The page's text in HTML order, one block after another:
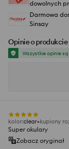
dowolnych
Darmowa
Sinsay
Opinie o produkcie
Wszystkie opinie
kolor:clear kupiony
Super okulary
Zobacz oryginał